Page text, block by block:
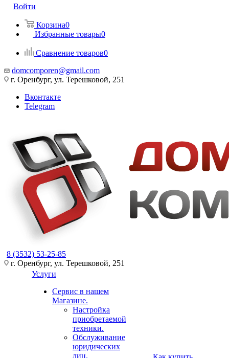
Войти
Корзина0
Избранные товары0
Сравнение товаров0
domcomporen@gmail.com
г. Оренбург, ул. Терешковой, 251
Вконтакте
Telegram
8 (3532) 53-25-85
г. Оренбург, ул. Терешковой, 251
Услуги
Сервис в нашем
Магазине.
Настройка
приобретаемой
техники.
Обслуживание
юридических
лиц.